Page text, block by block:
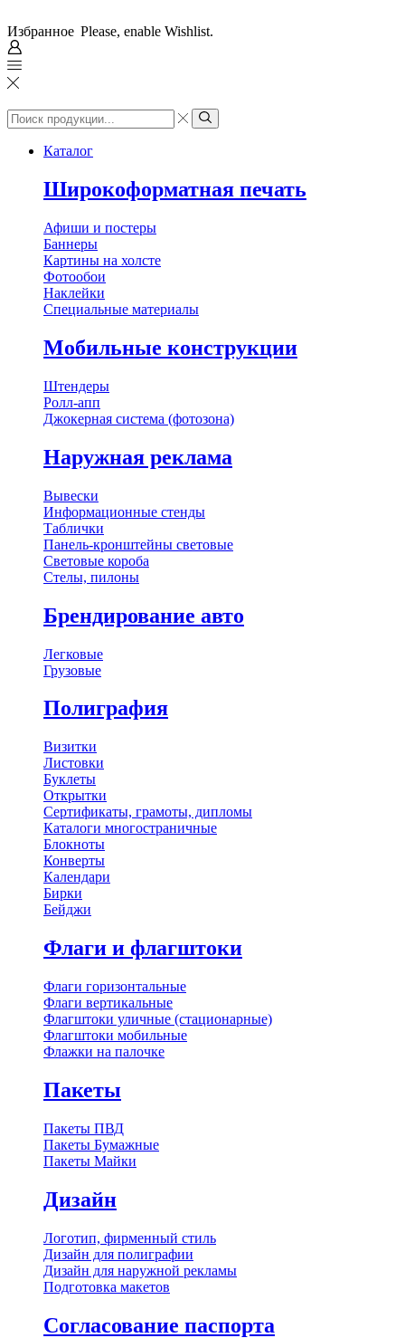
Избранное Please, enable Wishlist.
Search
input
Search
Каталог
Широкоформатная печать
Афиши и постеры
Баннеры
Картины на холсте
Фотообои
Наклейки
Специальные материалы
Мобильные конструкции
Штендеры
Ролл-апп
Джокерная система (фотозона)
Наружная реклама
Вывески
Информационные стенды
Таблички
Панель-кронштейны световые
Световые короба
Стелы, пилоны
Брендирование авто
Легковые
Грузовые
Полиграфия
Визитки
Листовки
Буклеты
Открытки
Сертификаты, грамоты, дипломы
Каталоги многостраничные
Блокноты
Конверты
Календари
Бирки
Бейджи
Флаги и флагштоки
Флаги горизонтальные
Флаги вертикальные
Флагштоки уличные (стационарные)
Флагштоки мобильные
Флажки на палочке
Пакеты
Пакеты ПВД
Пакеты Бумажные
Пакеты Майки
Дизайн
Логотип, фирменный стиль
Дизайн для полиграфии
Дизайн для наружной рекламы
Подготовка макетов
Согласование паспорта